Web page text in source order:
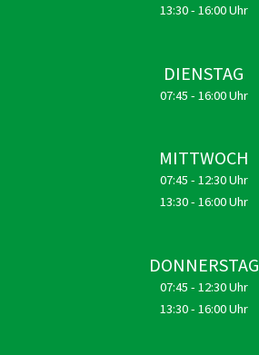
13:30 - 16:00 Uhr
DIENSTAG
07:45 - 16:00 Uhr
MITTWOCH
07:45 - 12:30 Uhr
13:30 - 16:00 Uhr
DONNERSTAG
07:45 - 12:30 Uhr
13:30 - 16:00 Uhr